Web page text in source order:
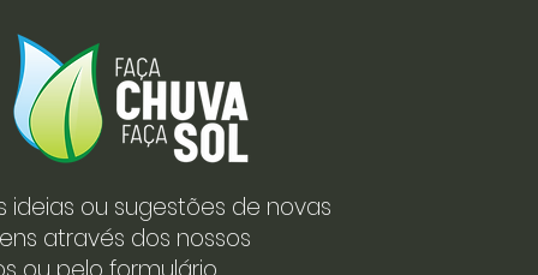
ideias ou sugestões de novas
através dos nossos